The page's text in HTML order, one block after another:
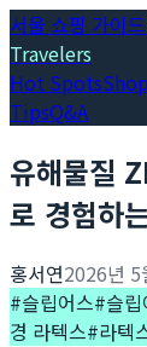
서울 쇼핑 가이드
Travelers
Hot Spots
TipsQ&A
유해물질
로 경험하
홍서연2026년 5
#슬립어스#슬
경 라텍스#라텍